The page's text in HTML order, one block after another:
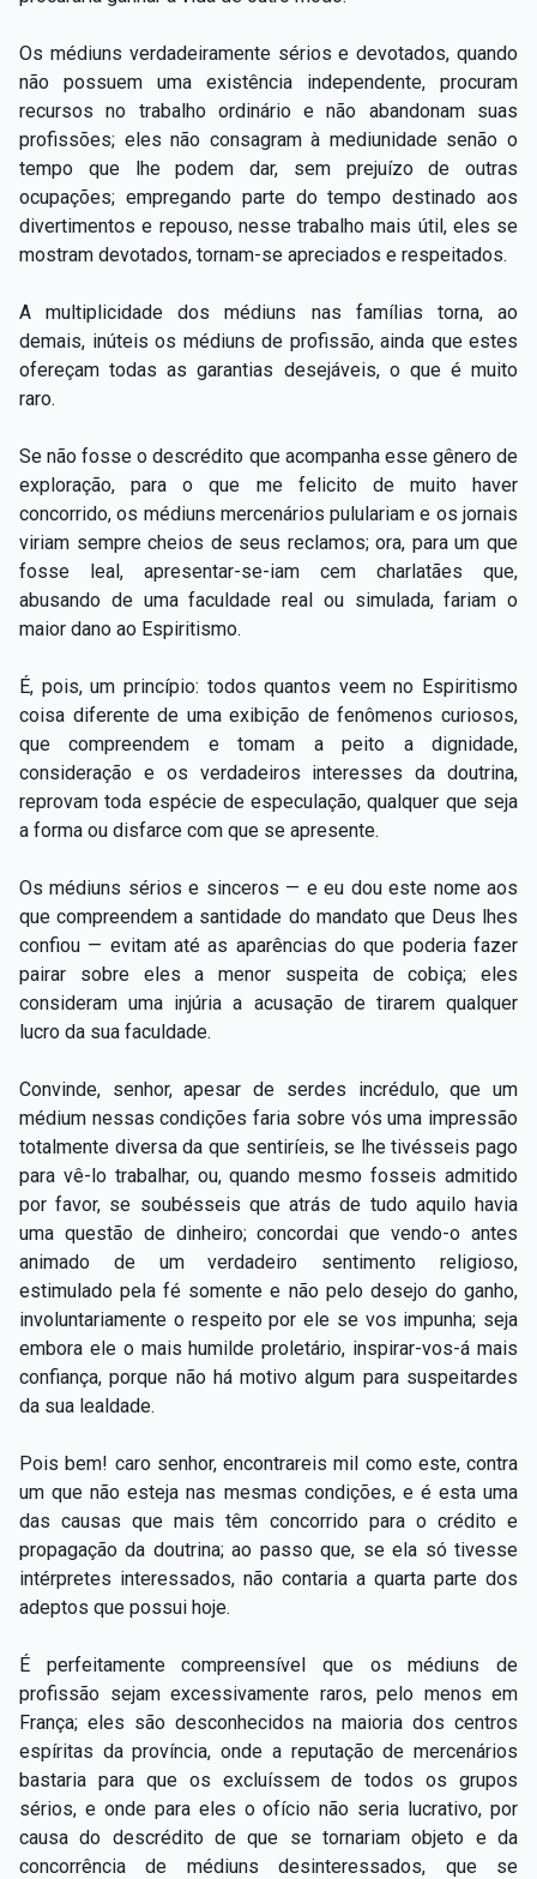
Os médiuns verdadeiramente sérios e devotados, quando
não possuem uma existência independente, procuram
recursos no trabalho ordinário e não abandonam suas
profissões; eles não consagram à mediunidade senão o
tempo que lhe podem dar, sem prejuízo de outras
ocupações; empregando parte do tempo destinado aos
divertimentos e repouso, nesse trabalho mais útil, eles se
mostram devotados, tornam-se apreciados e respeitados.
A multiplicidade dos médiuns nas famílias torna, ao
demais, inúteis os médiuns de profissão, ainda que estes
ofereçam todas as garantias desejáveis, o que é muito
raro.
Se não fosse o descrédito que acompanha esse gênero de
exploração, para o que me felicito de muito haver
concorrido, os médiuns mercenários pululariam e os jornais
viriam sempre cheios de seus reclamos; ora, para um que
fosse leal, apresentar-se-iam cem charlatães que,
abusando de uma faculdade real ou simulada, fariam o
maior dano ao Espiritismo.
É, pois, um princípio: todos quantos veem no Espiritismo
coisa diferente de uma exibição de fenômenos curiosos,
que compreendem e tomam a peito a dignidade,
consideração e os verdadeiros interesses da doutrina,
reprovam toda espécie de especulação, qualquer que seja
a forma ou disfarce com que se apresente.
Os médiuns sérios e sinceros — e eu dou este nome aos
que compreendem a santidade do mandato que Deus lhes
confiou — evitam até as aparências do que poderia fazer
pairar sobre eles a menor suspeita de cobiça; eles
consideram uma injúria a acusação de tirarem qualquer
lucro da sua faculdade.
Convinde, senhor, apesar de serdes incrédulo, que um
médium nessas condições faria sobre vós uma impressão
totalmente diversa da que sentiríeis, se lhe tivésseis pago
para vê-lo trabalhar, ou, quando mesmo fosseis admitido
por favor, se soubésseis que atrás de tudo aquilo havia
uma questão de dinheiro; concordai que vendo-o antes
animado de um verdadeiro sentimento religioso,
estimulado pela fé somente e não pelo desejo do ganho,
involuntariamente o respeito por ele se vos impunha; seja
embora ele o mais humilde proletário, inspirar-vos-á mais
confiança, porque não há motivo algum para suspeitardes
da sua lealdade.
Pois bem! caro senhor, encontrareis mil como este, contra
um que não esteja nas mesmas condições, e é esta uma
das causas que mais têm concorrido para o crédito e
propagação da doutrina; ao passo que, se ela só tivesse
intérpretes interessados, não contaria a quarta parte dos
adeptos que possui hoje.
É perfeitamente compreensível que os médiuns de
profissão sejam excessivamente raros, pelo menos em
França; eles são desconhecidos na maioria dos centros
espíritas da província, onde a reputação de mercenários
bastaria para que os excluíssem de todos os grupos
sérios, e onde para eles o ofício não seria lucrativo, por
causa do descrédito de que se tornariam objeto e da
concorrência de médiuns desinteressados, que se